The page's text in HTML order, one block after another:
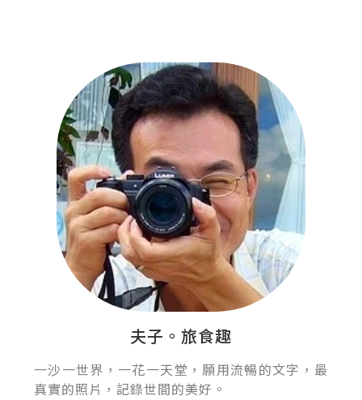
夫子。旅食趣
一沙一世界，一花一天堂，願用流暢的文字，最
真實的照片，記錄世間的美好。